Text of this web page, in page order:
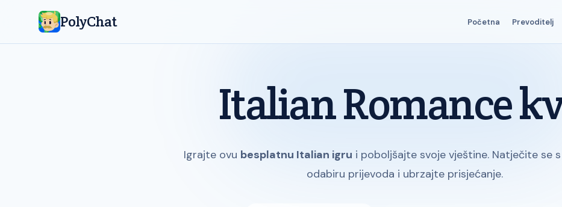
PolyChat Početna Prevoditelj
Italian Romance
Igrajte ovu besplatnu Italian igru i poboljšajte svoje vještine. Natječite se
odabiru prijevoda i ubrzajte prisjećanje.